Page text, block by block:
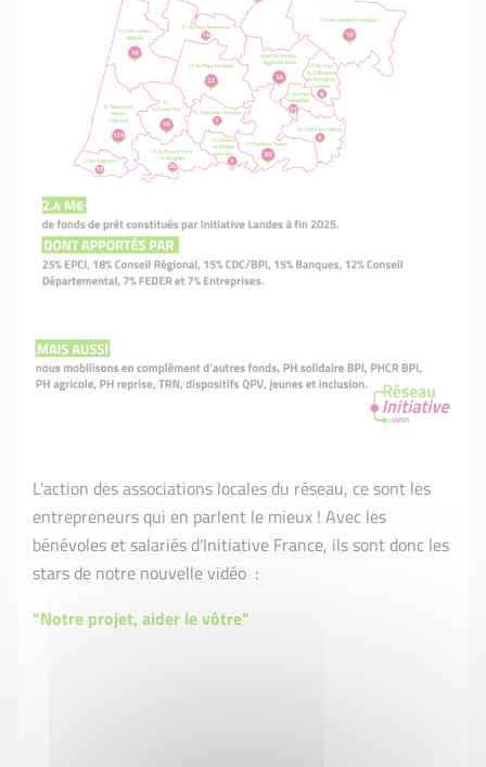
L'action des associations locales du réseau, ce sont les
entrepreneurs qui en parlent le mieux ! Avec les
bénévoles et salariés d'Initiative France, ils sont donc les
stars de notre nouvelle vidéo :
"Notre projet, aider le vôtre"